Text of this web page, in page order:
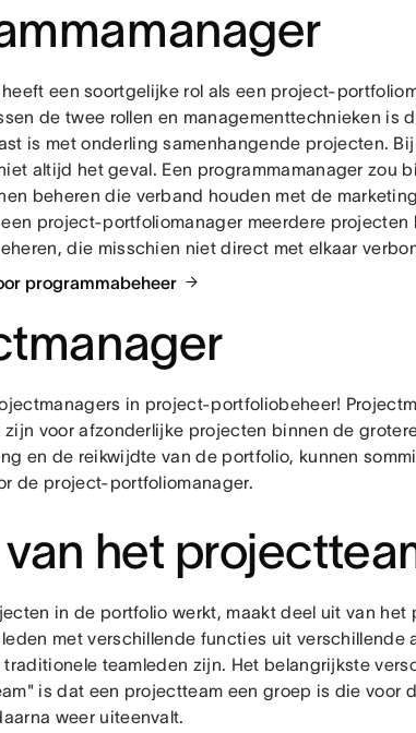
een soortgelijke rol als een project-
de twee rollen en managementtechnieken is
is met onderling samenhangende projecten.
altijd het geval. Een programmamanager zou
beheren die verband houden met de
project-portfoliomanager meerdere projecten
die misschien niet direct met elkaar
programmabeheer
in project-portfoliobeheer!
voor afzonderlijke projecten binnen de
en de reikwijdte van de portfolio, kunnen
de project-portfoliomanager.
het
in de portfolio werkt, maakt deel uit van het
met verschillende functies uit verschillende
teamleden zijn. Het belangrijkste
is dat een projectteam een groep is die voor
weer uiteenvalt.